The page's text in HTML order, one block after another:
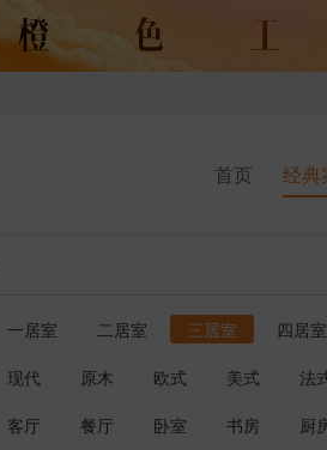
首页 经典
一居室 二居室 三居室
四居室
现代 原木 欧式 美式
法
客厅 餐厅 卧室 书房 厨